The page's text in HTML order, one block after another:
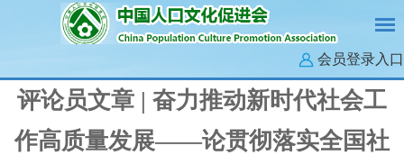
会员登录入口
评论员文章 | 奋力推动新时代社会工
作高质量发展——论贯彻落实全国社